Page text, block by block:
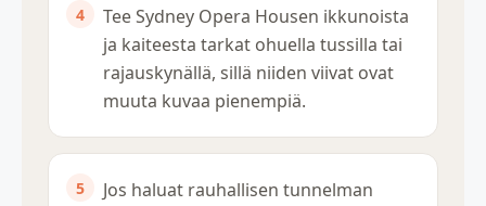
Tee Sydney Opera Housen ikkunoista
ja kaiteesta tarkat ohuella tussilla tai
rajauskynällä, sillä niiden viivat ovat
muuta kuvaa pienempiä.
Jos haluat rauhallisen tunnelman